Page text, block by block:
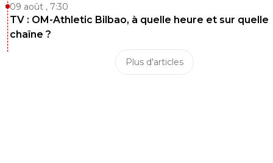
09 août , 7:30
TV : OM-Athletic Bilbao, à quelle heure et sur quelle
chaîne ?
Plus d'articles